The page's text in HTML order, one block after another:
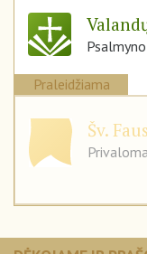
Praleidžiama
Šv.